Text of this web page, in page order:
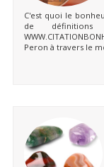
C'est quoi le
de
Peron à travers le